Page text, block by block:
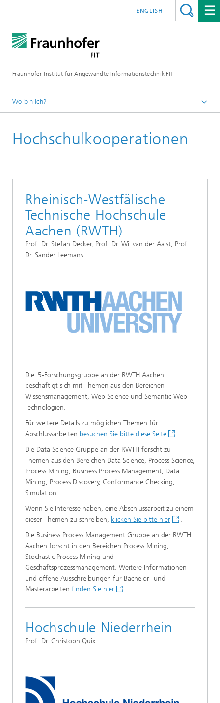
Fraunhofer-Institut für Angewandte Informationstechnik FIT
ENGLISH
Wo bin ich?
Geschäftsfelder
Hochschulkooperationen
Rheinisch-Westfälische
Technische Hochschule
Aachen (RWTH)
Prof. Dr. Stefan Decker, Prof. Dr. Wil van der Aalst, Prof.
Dr. Sander Leemans
Die i5-Forschungsgruppe an der RWTH Aachen
beschäftigt sich mit Themen aus den Bereichen
Wissensmanagement, Web Science und Semantic Web
Technologien.
Für weitere Details zu möglichen Themen für
Abschlussarbeiten besuchen Sie bitte diese Seite
.
Die Data Science Gruppe an der RWTH forscht zu
Themen aus den Bereichen Data Science, Process Science,
Process Mining, Business Process Management, Data
Mining, Process Discovery, Conformance Checking,
Simulation.
Wenn Sie Interesse haben, eine Abschlussarbeit zu einem
dieser Themen zu schreiben, klicken Sie bitte hier
.
Die Business Process Management Gruppe an der RWTH
Aachen forscht in den Bereichen Process Mining,
Stochastic Process Mining und
Geschäftsprozessmanagement. Weitere Informationen
und offene Ausschreibungen für Bachelor- und
Masterarbeiten finden Sie hier .
Hochschule Niederrhein
Prof. Dr. Christoph Quix